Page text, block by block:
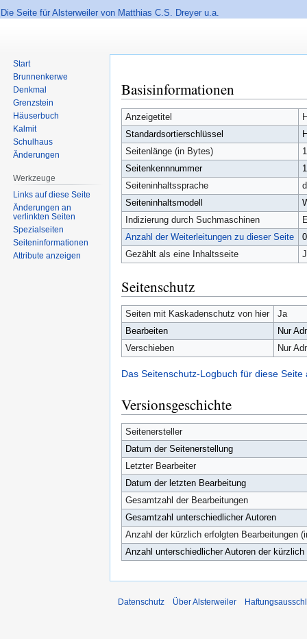
Die Seite für Alsterweiler von Matthias C.S. Dreyer u.a.
Zur
Navigation
springen
Zur
Suche
springen
Basisinformationen
Anzeigetitel
Standardsortierschlüssel
Seitenlänge (in Bytes)
Seitenkennnummer
1
Seiteninhaltssprache
Seiteninhaltsmodell
Indizierung durch Suchmaschinen
Anzahl der Weiterleitungen zu dieser Seite
0
Gezählt als eine Inhaltsseite
Seitenschutz
Seiten mit Kaskadenschutz von hier
Ja
Bearbeiten
Nur
Verschieben
Nur
Das Seitenschutz-Logbuch für diese Seite
Versionsgeschichte
Seitenersteller
Datum der Seitenerstellung
Letzter Bearbeiter
Datum der letzten Bearbeitung
Gesamtzahl der Bearbeitungen
Gesamtzahl unterschiedlicher Autoren
Anzahl der kürzlich erfolgten Bearbeitungen
Anzahl unterschiedlicher Autoren der
Start
Brunnenkerwe
Denkmal
Grenzstein
Häuserbuch
Kalmit
Schulhaus
Änderungen
Werkzeuge
Links auf diese Seite
Änderungen an
verlinkten Seiten
Spezialseiten
Seiten­informationen
Attribute anzeigen
Datenschutz Über Alsterweiler